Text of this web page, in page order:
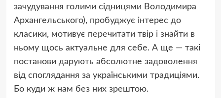
зачудування голими сідницями Володимира
Архангельського), пробуджує інтерес до
класики, мотивує перечитати твір і знайти в
ньому щось актуальне для себе. А ще — такі
постанови дарують абсолютне задоволення
від споглядання за українськими традиціями.
Бо куди ж нам без них зрештою.